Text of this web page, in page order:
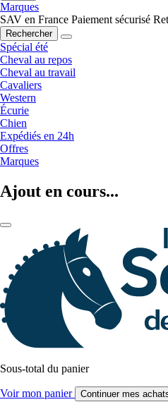
Marques
SAV en France Paiement sécurisé
Rechercher
Spécial été
Cheval au repos
Cheval au travail
Cavaliers
Western
Écurie
Chien
Expédiés en 24h
Offres
Marques
Ajout en cours...
Sous-total du panier
Voir mon panier Continuer mes